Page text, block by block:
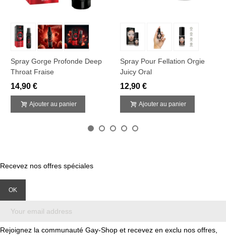
Spray Gorge Profonde Deep
Throat Fraise
14,90 €
Ajouter au panier
Spray Pour Fellation Orgie
Juicy Oral
12,90 €
Ajouter au panier
Recevez nos offres spéciales
Rejoignez la communauté Gay-Shop et recevez en exclu nos offres,